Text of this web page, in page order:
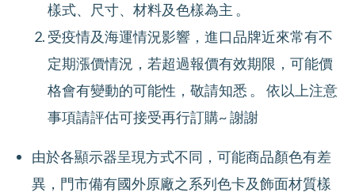
樣式、尺寸、材料及色樣為主 。
受疫情及海運情況影響，進口品牌近來常有不
定期漲價情況，若超過報價有效期限，可能價
格會有變動的可能性，敬請知悉 。 依以上注意
事項請評估可接受再行訂購~ 謝謝
由於各顯示器呈現方式不同，可能商品顏色有差
異，門市備有國外原廠之系列色卡及飾面材質樣